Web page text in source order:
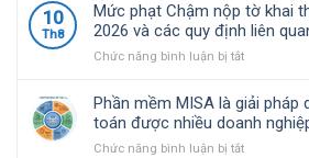
10
Th8
Mức phạt Chậm nộp tờ khai
2026 và các quy định liên
Chức năng bình luận bị tắtở
phạt
Chậm
nộp
tờ
Phần mềm MISA là giải pháp
toán được nhiều doanh
Chức năng bình luận bị tắtở